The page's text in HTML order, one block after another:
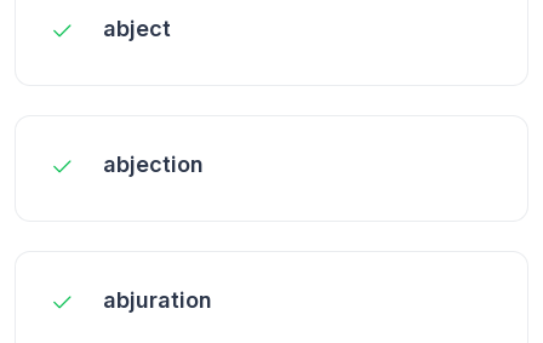
abject
abjection
abjuration